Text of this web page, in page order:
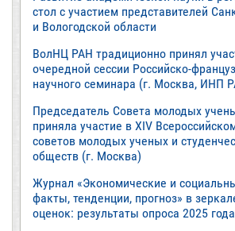
стол с участием представителей
и Вологодской области
ВолНЦ РАН традиционно принял
очередной сессии Российско-
научного семинара (г. Москва, ИНП
Председатель Совета молодых
приняла участие в XIV
советов молодых ученых и
обществ (г. Москва)
Журнал «Экономические и
факты, тенденции, прогноз» в
оценок: результаты опроса 2025 года